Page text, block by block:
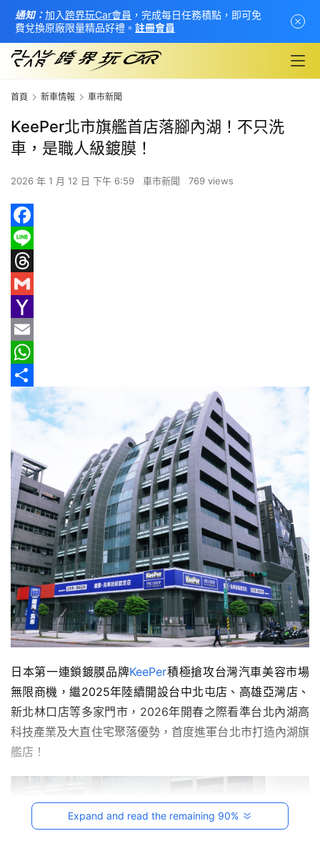
首
頁
新
車
情
報
車
輛
實
測
汽
車
／
機
車
試
駕
影
台
灣
車
與
首頁 新車情報 車市新聞
KeePer北市旗艦首店落腳內湖！不只洗
車，是職人級鍍膜！
2026 年 1 月 12 日 下午 6:59 車市新聞 769 views
F
a
c
b
o
o
k
L
e
T
r
e
a
d
G
m
a
l
Y
a
h
o
a
i
l
E
m
a
W
h
s
A
p
p
分
日本第一連鎖鍍膜品牌KeePer積極搶攻台灣汽車美容市場
無限商機，繼2025年陸續開設台中北屯店、高雄亞灣店、
新北林口店等多家門市，2026年開春之際看準台北內湖高
科技產業及大直住宅聚落優勢，首度進軍台北市打造內湖旗
艦店！
Expand and read the remaining 90%
通知：加入 跨界玩Car會員 ，完成每日任務積點，即可免
費兌換原廠限量精品好禮。 註冊會員